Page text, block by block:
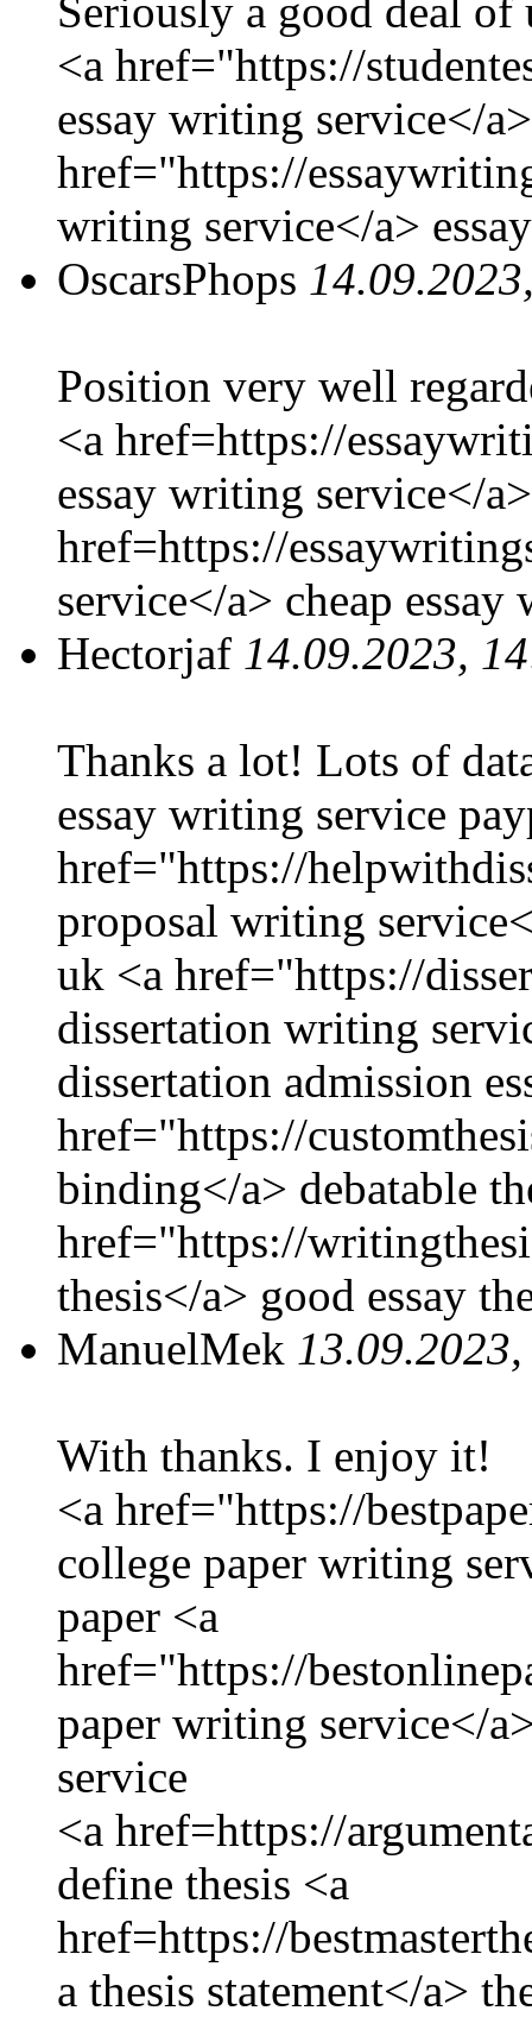
Seriously a good deal
<a href="https://
essay writing service</
href="https://
writing service</a>
OscarsPhops
Position very well
<a href=https://
essay writing service</
href=https://
service</a> cheap
Hectorjaf 14.09.2023,
Thanks a lot! Lots of
essay writing service
href="https://
proposal writing
uk <a href="https://
dissertation writing
dissertation admission
href="https://
binding</a> debatable
href="https://
thesis</a> good essay
ManuelMek
With thanks. I enjoy it!
<a href="https://
college paper writing
paper <a
href="https://
paper writing service</
service
<a href=https://
define thesis <a
href=https://
a thesis statement</a>